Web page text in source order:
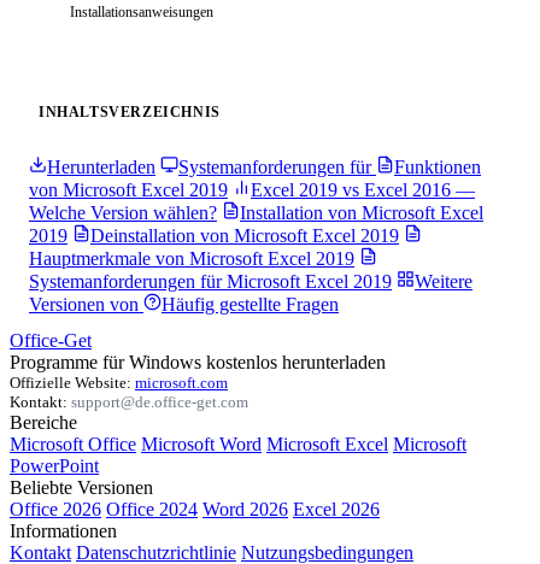
Installationsanweisungen
INHALTSVERZEICHNIS
Herunterladen Systemanforderungen für
Funktionen
von Microsoft Excel 2019
Excel 2019 vs Excel 2016 —
Welche Version wählen?
Installation von Microsoft Excel
2019
Deinstallation von Microsoft Excel 2019
Hauptmerkmale von Microsoft Excel 2019
Systemanforderungen für Microsoft Excel 2019
Weitere
Versionen von
Häufig gestellte Fragen
Office-Get
Programme für Windows kostenlos herunterladen
Offizielle Website: microsoft.com
Kontakt: support@de.office-get.com
Bereiche
Microsoft Office Microsoft Word Microsoft Excel Microsoft
PowerPoint
Beliebte Versionen
Office 2026 Office 2024 Word 2026 Excel 2026
Informationen
Kontakt Datenschutzrichtlinie Nutzungsbedingungen